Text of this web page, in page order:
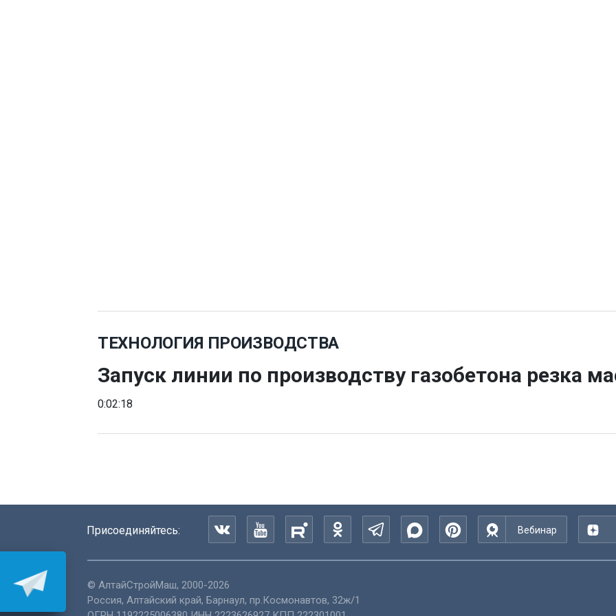
ТЕХНОЛОГИЯ ПРОИЗВОДСТВА
Запуск линии по производству газобетона резка
0:02:18
Присоединяйтесь: Вебинар
© АлтайСтройМаш, 2000-2026
Россия, Алтайский край, Барнаул, пр.Космонавтов, 32ж/1